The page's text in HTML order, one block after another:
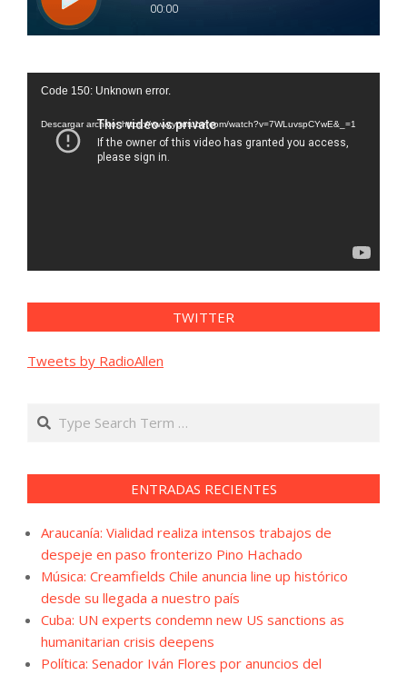
Reproductor
vídeo
Code 150: Unknown error.
Descargar archivo: https://www.youtube.com/watch?v=7WLuvspCYwE&_=1
TWITTER
Tweets by RadioAllen
Search
ENTRADAS RECIENTES
Araucanía: Vialidad realiza intensos trabajos de
despeje en paso fronterizo Pino Hachado
Música: Creamfields Chile anuncia line up histórico
desde su llegada a nuestro país
Cuba: UN experts condemn new US sanctions as
humanitarian crisis deepens
Política: Senador Iván Flores por anuncios del